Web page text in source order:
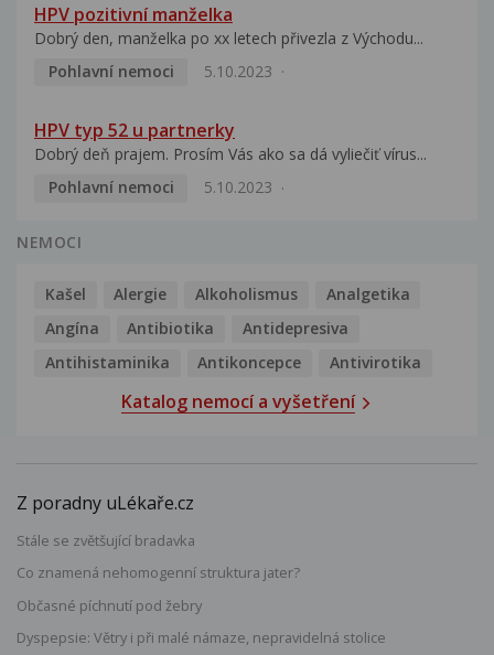
HPV pozitivní manželka
Dobrý den, manželka po xx letech přivezla z Východu...
Pohlavní nemoci
5.10.2023
HPV typ 52 u partnerky
Dobrý deň prajem. Prosím Vás ako sa dá vyliečiť vírus...
Pohlavní nemoci
5.10.2023
NEMOCI
Kašel Alergie Alkoholismus
Analgetika
Angína
Antibiotika
Antidepresiva
Antihistaminika
Antikoncepce Antivirotika
Katalog nemocí a vyšetření
Z poradny uLékaře.cz
Stále se zvětšující bradavka
Co znamená nehomogenní struktura jater?
Občasné píchnutí pod žebry
Dyspepsie: Větry i při malé námaze, nepravidelná stolice